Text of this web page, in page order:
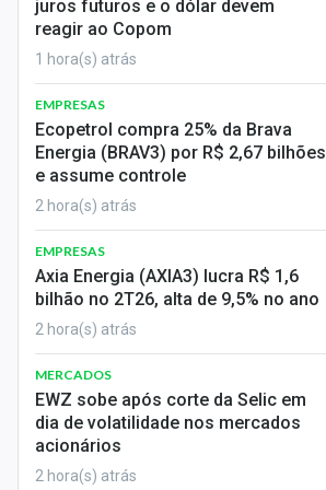
Economia
Empresas
Brasil
Política
Money Trader
Colunas
Especiais
Internacional
Marketing
Tecnologia
juros futuros e o dólar devem
reagir ao Copom
1 hora(s) atrás
EMPRESAS
Ecopetrol compra 25% da Brava
Energia (BRAV3) por R$ 2,67 bilhões
e assume controle
2 hora(s) atrás
EMPRESAS
Axia Energia (AXIA3) lucra R$ 1,6
bilhão no 2T26, alta de 9,5% no ano
2 hora(s) atrás
MERCADOS
EWZ sobe após corte da Selic em
dia de volatilidade nos mercados
acionários
2 hora(s) atrás